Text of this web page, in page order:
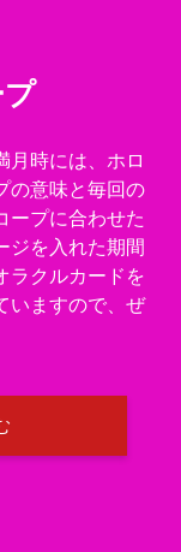
月時には、ホロ
の意味と毎回の
ープに合わせた
ジを入れた期間
ラクルカードを
いますので、ぜ